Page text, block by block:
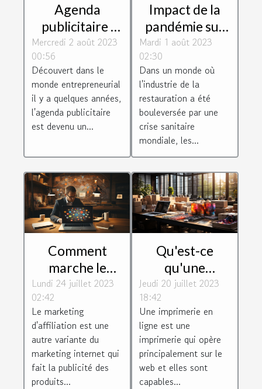
Agenda
publicitaire :
une véritable
opportunité
pour les
entreprises
Mercredi 2 août 2023
00:56
Découvert dans le
monde entrepreneurial
il y a quelques années,
l'agenda publicitaire
est devenu un...
Impact de la
pandémie sur
les revenus des
livreurs Uber
Eats
Mardi 1 août 2023
02:30
Dans un monde où
l'industrie de la
restauration a été
bouleversée par une
crise sanitaire
mondiale, les...
Comment
marche le
marketing
d'affiliation et
quels sont ses
atouts et ses
défauts ?
Lundi 24 juillet 2023
02:42
Le marketing
d'affiliation est une
autre variante du
marketing internet qui
fait la publicité des
produits...
Qu'est-ce
qu'une
imprimerie en
Jeudi 20 juillet 2023
18:42
Une imprimerie en
ligne est une
imprimerie qui opère
principalement sur le
web et elles sont
capables...